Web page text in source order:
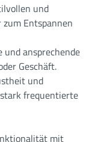
und
Entspannen
ansprechende
Geschäft.
und
frequentierte
mit